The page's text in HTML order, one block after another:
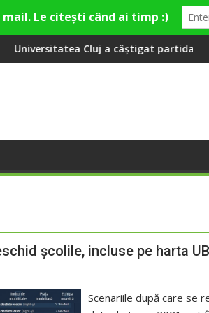
partida cu FC Botoșani Aeroportul
școlile, incluse pe harta
Scenariile după care se